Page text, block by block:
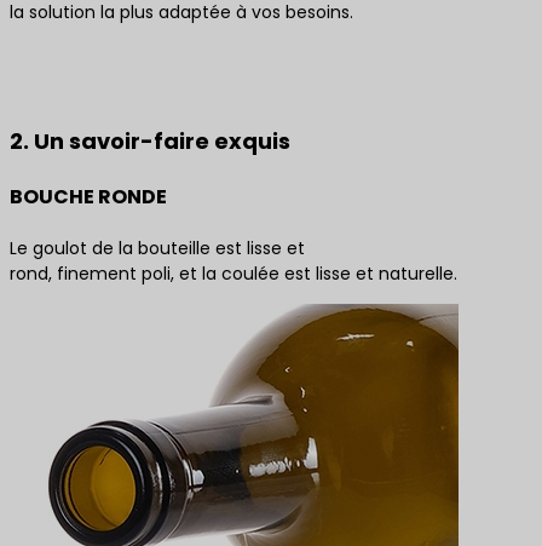
la solution la plus adaptée à vos besoins.
2. Un savoir-faire exquis
BOUCHE RONDE
Le goulot de la bouteille est lisse et
rond, finement poli, et la coulée est lisse et naturelle.